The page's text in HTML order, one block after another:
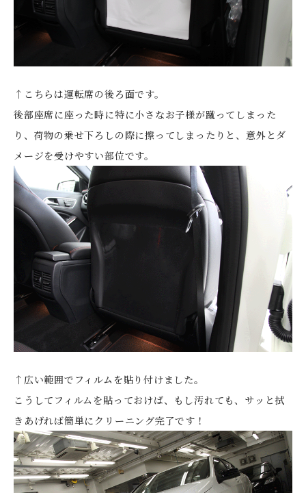
↑こちらは運転席の後ろ面です。
後部座席に座った時に特に小さなお子様が蹴ってしまった
り、荷物の乗せ下ろしの際に擦ってしまったりと、意外とダ
メージを受けやすい部位です。
↑広い範囲でフィルムを貼り付けました。
こうしてフィルムを貼っておけば、もし汚れても、サッと拭
きあげれば簡単にクリーニング完了です！